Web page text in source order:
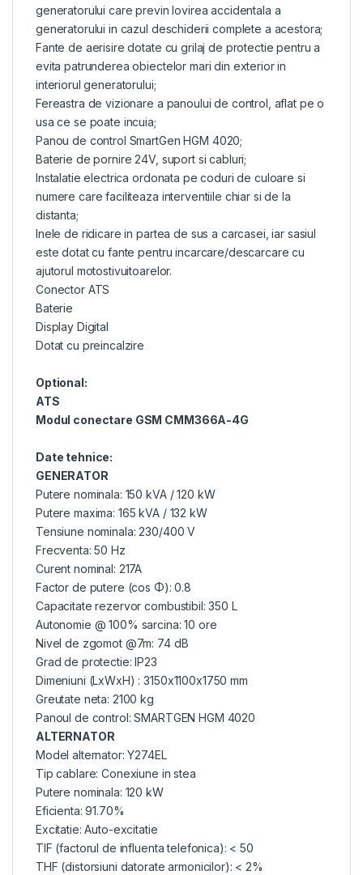
generatorului care previn lovirea accidentala a
generatorului in cazul deschiderii complete a acestora;
Fante de aerisire dotate cu grilaj de protectie pentru a
evita patrunderea obiectelor mari din exterior in
interiorul generatorului;
Fereastra de vizionare a panoului de control, aflat pe o
usa ce se poate incuia;
Panou de control SmartGen HGM 4020;
Baterie de pornire 24V, suport si cabluri;
Instalatie electrica ordonata pe coduri de culoare si
numere care faciliteaza interventiile chiar si de la
distanta;
Inele de ridicare in partea de sus a carcasei, iar sasiul
este dotat cu fante pentru incarcare/descarcare cu
ajutorul motostivuitoarelor.
Conector ATS
Baterie
Display Digital
Dotat cu preincalzire
Optional:
ATS
Modul conectare GSM CMM366A-4G
Date tehnice:
GENERATOR
Putere nominala: 150 kVA / 120 kW
Putere maxima: 165 kVA / 132 kW
Tensiune nominala: 230/400 V
Frecventa: 50 Hz
Curent nominal: 217A
Factor de putere (cos Φ): 0.8
Capacitate rezervor combustibil: 350 L
Autonomie @ 100% sarcina: 10 ore
Nivel de zgomot @7m: 74 dB
Grad de protectie: IP23
Dimeniuni (LxWxH) : 3150x1100x1750 mm
Greutate neta: 2100 kg
Panoul de control: SMARTGEN HGM 4020
ALTERNATOR
Model alternator: Y274EL
Tip cablare: Conexiune in stea
Putere nominala: 120 kW
Eficienta: 91.70%
Excitatie: Auto-excitatie
TIF (factorul de influenta telefonica): < 50
THF (distorsiuni datorate armonicilor): < 2%